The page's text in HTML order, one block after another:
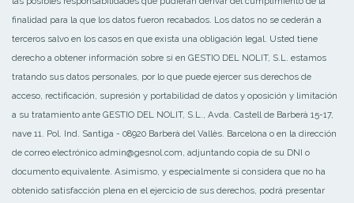
finalidad para la que los datos fueron recabados. Los datos no se cederán a
terceros salvo en los casos en que exista una obligación legal. Usted tiene
derecho a obtener información sobre si en GESTIO DEL NOLIT, S.L. estamos
tratando sus datos personales, por lo que puede ejercer sus derechos de
acceso, rectificación, supresión y portabilidad de datos y oposición y limitación
a su tratamiento ante GESTIO DEL NOLIT, S.L., Avda. Castell de Barberà 15-17,
nave 11. Pol. Ind. Santiga - 08920 Barberà del Vallès. Barcelona o en la dirección
de correo electrónico admin@gesnol.com, adjuntando copia de su DNI o
documento equivalente. Asimismo, y especialmente si considera que no ha
obtenido satisfacción plena en el ejercicio de sus derechos, podrá presentar